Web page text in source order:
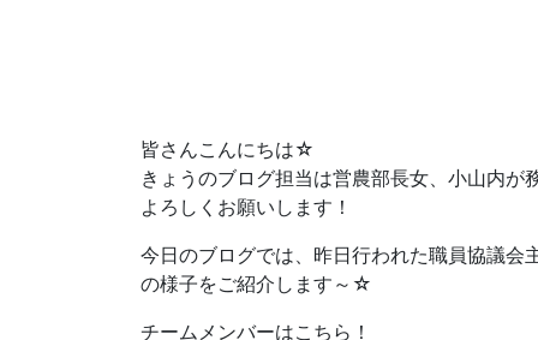
皆さんこんにちは☆
きょうのブログ担当は営農部長女、小山内が
よろしくお願いします！
今日のブログでは、昨日行われた職員協議会
の様子をご紹介します～☆
チームメンバーはこちら！